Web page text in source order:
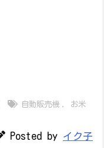
自動販売機 , お米
Posted by イク子